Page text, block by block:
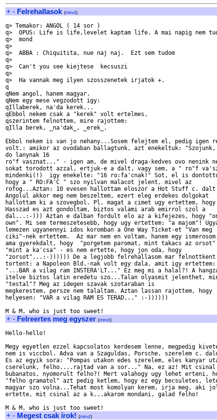
+ - Felrehallasok (mind)
q> Temakor: ANGOL ( 14 sor )
q>  OPUS: Life is life,levelet kaptam life. A mai napig nem
q>  mond
q>
q>  ABBA : Chiquitita, nue naj naj.  Ezt sem tudom
q>
q>  Can't you see kiejtese  kecsuszi
q>
q>  Ha vannak meg ilyen szosszenetek irjatok +.
q
qNem angol, hanem magyar.
qNem egy mese vegzodott igy:
qIllaberek, na'da kerek...
qEbbol nekem csak a "kerek" volt ertelmes,
qszerintem felnottem, mire rajottem:
qIlla berek, _na'dak_, _erek_.
Ebbol nekem is van jo nehany...Sosem felejtem el, pedig igen
volt.: amikor az ovodaban ballagtunk, azt enekeltuk:
do lanynak 16
ro"f vasznat..." - igen am, de mivel draga-kedves ovo nenink
sokat torodott azzal, ertjuk-e a dalt, vagy sem, a " ro"f
mindenki(!)  igy enekelte: "16 ro:fa'cnak!" Sot, el is
hogy a " RO:FA'C " szo nyilvan malacot jelent, mivel az
rofog...Aztan: 10 evesen hallottam eloszor a Hot Stuff c.
Angolul akkor meg nem beszeltem, ezert eleg erdekes dolgokat
hallottam ki a szovegbol. Pl. magat a cimet ugy ertettem,
Hasszad es azt gondoltam, biztos valami arab emirrol szol a
dal...:-))) Aztan e dalban fordult elo az a kifejezes, hogy
own". Mi sem termeszetesebb, hogy ugy ertettem: "a majom"!
lemezen ugyanennyi idos koromban a One Way Ticket-et "Van meg
ciki"-nek ertettem.  Az mar nem en voltam, hanem egy
ama gyerekdalt, hogy  "porgetem paromat, mint takacs az
"mint a ka'csa" - es nem ertette, hogy jon oda, hogy
"zorsot"...:-)))))) De a legjobb felrehallasom mar
tortent: a Napoleon Bld.-nak volt egy dala, amit igy
"...BAR a vilag ram INSTERA'LT..." Ez meg mi a halal?! A
itelve biztos latin eredetu szo...Talan olyasmit jelenthet,
"testal"? Meg az idegen szavak szotaraban is
megkerestem, persze nem talaltam. Aztan lassan rajottem, hogy
helyesen: "VAR a vilag RAM ES TERAD..." :-))))))
+ - Felreertes meg egyszer (mind)
Hello-hello!
Megy egyetlen ezzel kapcsolatos kerdesem lenne, megpedig
nem is viccbol. Adva van a Szaguldas, Porsche, szerelem c.
Es az egyik sora: "Pompas utakon edes szerelem, eles kanyar
cserelunk, felho....rajtad van a sor..." Na, ez az! Mit
bubanatos, nyomorult felho?! Mert valahogy ugy lehet erteni,
"felho gramatol" azt pedig ketlem, hogy ez egy becsuletes,
magyar szo volna...Tehat most komolyan kerem, irja meg, aki
ertette, mit csinal az a k...akarom mondani, galad felho!
+ - Megest csak írok! (mind)